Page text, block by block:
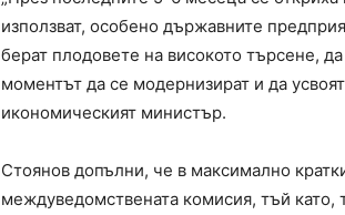
използват, особено държавните
берат плодовете на високото търсене,
моментът да се модернизират и да
икономическият министър.
Стоянов допълни, че в максимално
междуведомствената комисия, тъй като,